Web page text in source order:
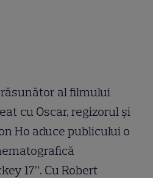
al filmului
cu Oscar, regizorul și
Ho aduce publicului o
17”. Cu Robert